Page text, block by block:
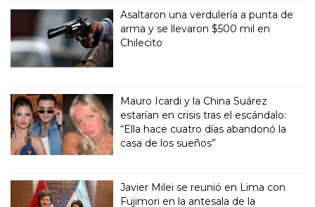
Asaltaron una verdulería a punta de
arma y se llevaron $500 mil en
Chilecito
Mauro Icardi y la China Suárez
estarían en crisis tras el escándalo:
“Ella hace cuatro días abandonó la
casa de los sueños”
Javier Milei se reunió en Lima con
Fujimori en la antesala de la